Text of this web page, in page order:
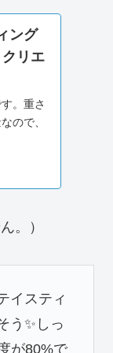
ング
リエ
。重さ
ので、
。）
イスティ
う✨しっ
が80%で